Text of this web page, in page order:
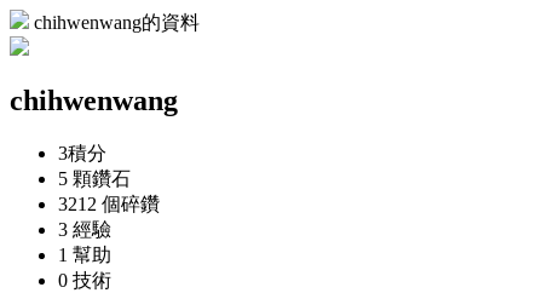
chihwenwang的資料
chihwenwang
3積分
5 顆鑽石
3212 個碎鑽
3 經驗
1 幫助
0 技術